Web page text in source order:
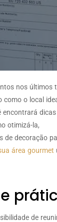
nos últimos
como o local
encontrará
otimizá-la,
de decoração
área gourmet
de